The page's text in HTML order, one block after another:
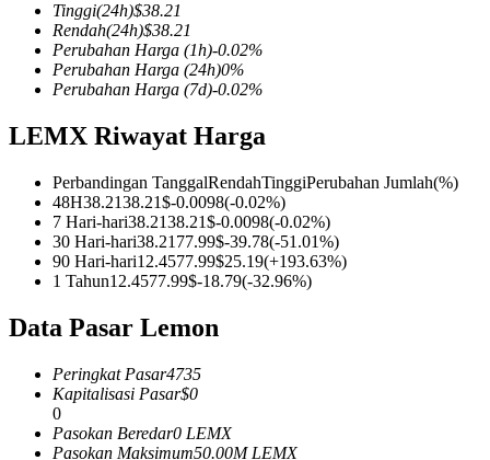
TradFi
Derivatif saham, forex, logam mulia, dan komoditas
USDC Berjangka
Tinggi(24h)$38.21
Rendah(24h)$38.21
Perubahan Harga (1h)-0.02%
Perubahan Harga (24h)0%
Perubahan Harga (7d)-0.02%
LEMX Riwayat Harga
Perbandingan TanggalRendahTinggiPerubahan Jumlah(%)
48H38.2138.21$-0.0098(-0.02%)
7 Hari-hari38.2138.21$-0.0098(-0.02%)
30 Hari-hari38.21 77.99$-39.78(-51.01%)
90 Hari-hari12.4577.99$25.19(+193.63%)
1 Tahun12.4577.99$-18.79(-32.96%)
Data Pasar Lemon
Peringkat Pasar4735
Kapitalisasi Pasar$0
0
Pasokan Beredar0 LEMX
Pasokan Maksimum50.00M LEMX